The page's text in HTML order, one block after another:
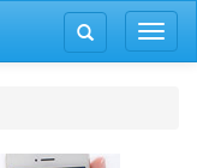
Växla
Växla
navigering